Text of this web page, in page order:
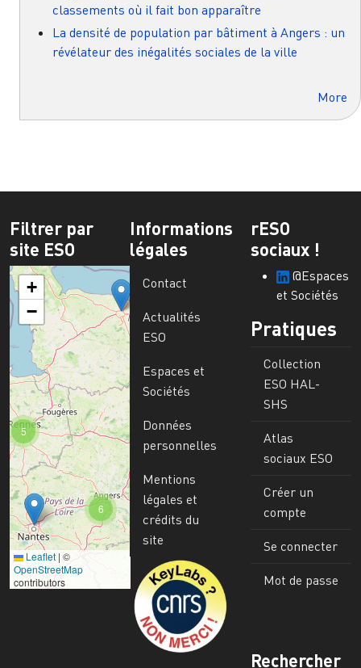
classements où il fait bon apparaître
La densité de population par bâtiment à Angers : un
révélateur des inégalités sociales de la ville
More
Filtrer par
site ESO
6
5
+
−
Leaflet | ©
OpenStreetMap
contributors
Informations
légales
Contact
Actualités
ESO
Espaces et
Sociétés
Données
personnelles
Mentions
légales et
crédits du
site
Image
rESO
sociaux !
@Espaces
et Sociétés
Pratiques
Collection
ESO HAL-
SHS
Atlas
sociaux ESO
Créer un
compte
Se connecter
Mot de passe
Rechercher